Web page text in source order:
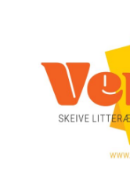
innholdet